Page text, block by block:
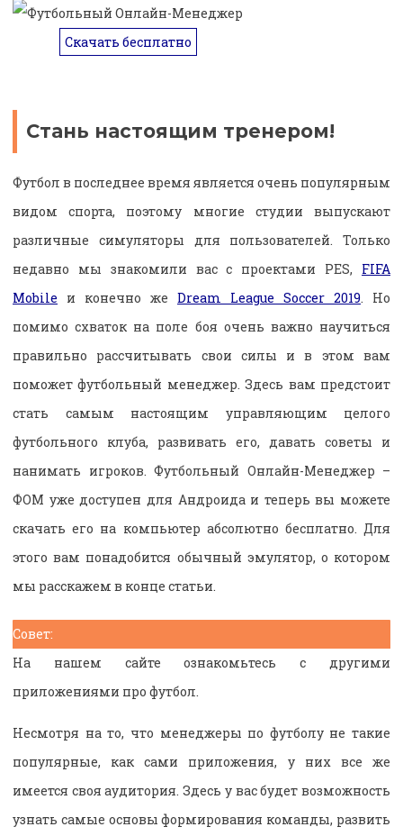
Скачать бесплатно
Стань настоящим тренером!
Футбол в последнее время является очень популярным
видом спорта, поэтому многие студии выпускают
различные симуляторы для пользователей. Только
недавно мы знакомили вас с проектами PES, FIFA
Mobile и конечно же Dream League Soccer 2019. Но
помимо схваток на поле боя очень важно научиться
правильно рассчитывать свои силы и в этом вам
поможет футбольный менеджер. Здесь вам предстоит
стать самым настоящим управляющим целого
футбольного клуба, развивать его, давать советы и
нанимать игроков. Футбольный Онлайн-Менеджер –
ФОМ уже доступен для Андроида и теперь вы можете
скачать его на компьютер абсолютно бесплатно. Для
этого вам понадобится обычный эмулятор, о котором
мы расскажем в конце статьи.
Совет:
На нашем сайте ознакомьтесь с другими
приложениями про футбол.
Несмотря на то, что менеджеры по футболу не такие
популярные, как сами приложения, у них все же
имеется своя аудитория. Здесь у вас будет возможность
узнать самые основы формирования команды, развить